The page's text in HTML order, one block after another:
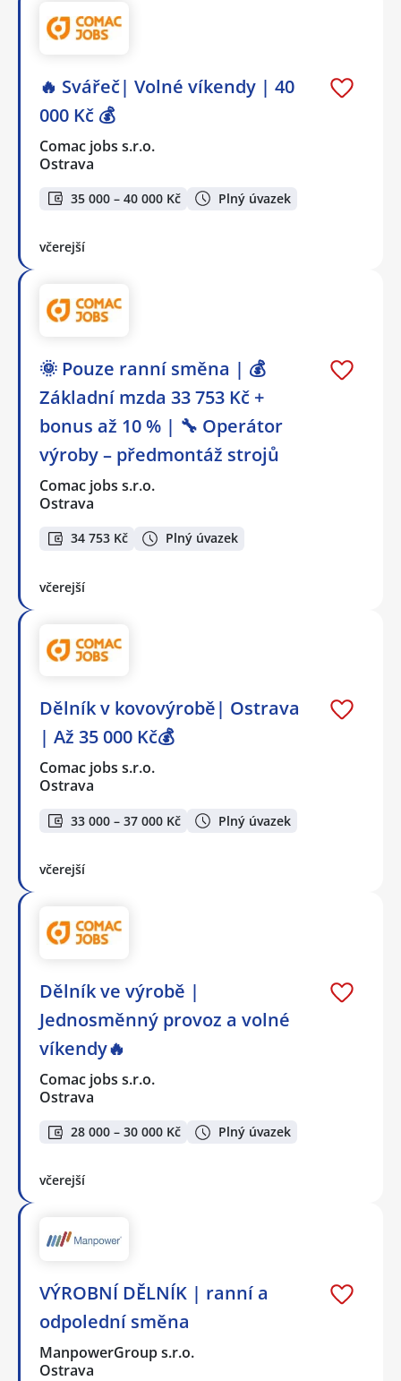
🔥 Svářeč| Volné víkendy | 40
000 Kč 💰
Comac jobs s.r.o.
Ostrava
35 000 – 40 000 Kč Plný úvazek
včerejší
🌞 Pouze ranní směna | 💰
Základní mzda 33 753 Kč +
bonus až 10 % | 🔧 Operátor
výroby – předmontáž strojů
Comac jobs s.r.o.
Ostrava
34 753 Kč Plný úvazek
včerejší
Dělník v kovovýrobě| Ostrava
| Až 35 000 Kč💰
Comac jobs s.r.o.
Ostrava
33 000 – 37 000 Kč Plný úvazek
včerejší
Dělník ve výrobě |
Jednosměnný provoz a volné
víkendy🔥
Comac jobs s.r.o.
Ostrava
28 000 – 30 000 Kč Plný úvazek
včerejší
VÝROBNÍ DĚLNÍK | ranní a
odpolední směna
ManpowerGroup s.r.o.
Ostrava